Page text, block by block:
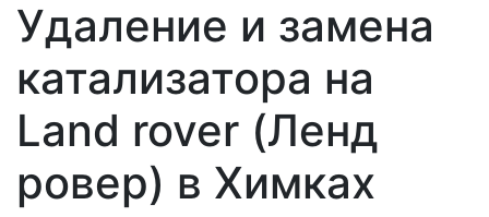
Удаление и замена
катализатора на
Land rover (Ленд
ровер) в Химках